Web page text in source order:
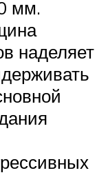
мм.
наделяет